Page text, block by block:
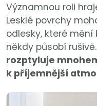
Významnou roli
Lesklé povrchy
odlesky, které
někdy působí rušivě.
rozptyluje
k příjemnější